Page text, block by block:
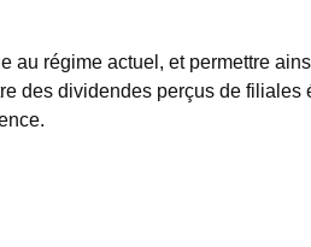
régime actuel, et permettre
des dividendes perçus de